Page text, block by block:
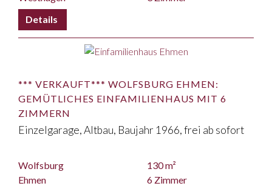
*** VERKAUFT*** WOLFSBURG EHMEN:
GEMÜTLICHES EINFAMILIENHAUS MIT 6
ZIMMERN
Einzelgarage, Altbau, Baujahr 1966, frei ab sofort
Wolfsburg
130 m²
Ehmen
6 Zimmer